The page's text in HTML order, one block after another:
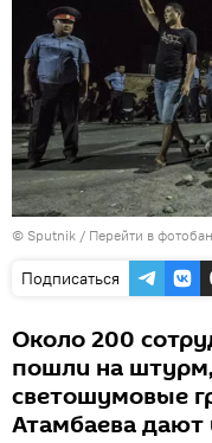
© Sputnik / Перейти в
Подписаться
Около 200
пошли на
светошумовые
Атамбаева дают